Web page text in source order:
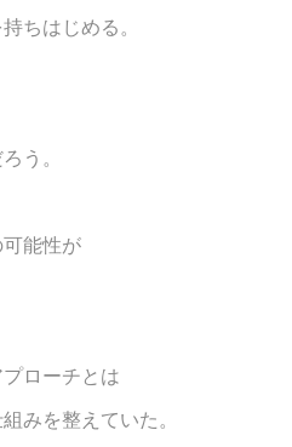
ちはじめる。
う。
能性が
ローチとは
みを整えていた。